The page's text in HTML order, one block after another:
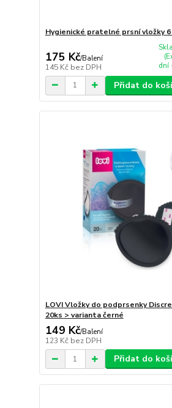
Hygienické pratelné prsní vložky 6
175 Kč/Balení
145 Kč bez DPH
dní
Přidat do
LOVI Vložky do podprsenky
20ks > varianta černé
149 Kč/Balení
123 Kč bez DPH
Přidat do